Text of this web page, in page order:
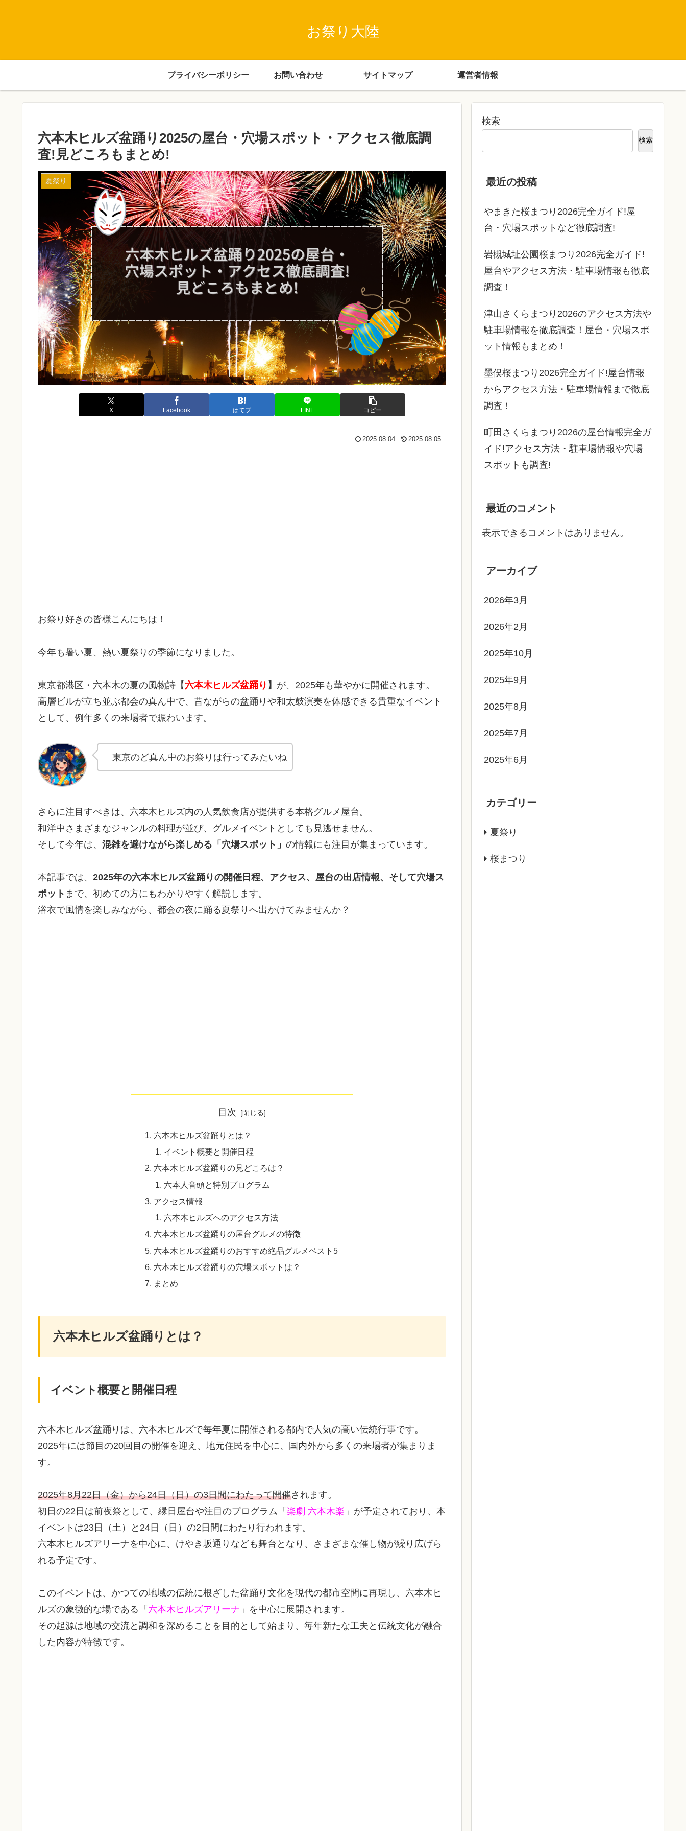
お祭り大陸
プライバシーポリシー お問い合わせ サイトマップ 運営者情報
六本木ヒルズ盆踊り2025の屋台・穴場スポット・アクセス徹底調
査!見どころもまとめ!
夏祭り
X Facebook はてブ LINE コピー
2025.08.04 2025.08.05
お祭り好きの皆様こんにちは！
今年も暑い夏、熱い夏祭りの季節になりました。
東京都港区・六本木の夏の風物詩【 六本木ヒルズ盆踊り 】 が、2025年も華やかに開催されます。
高層ビルが立ち並ぶ都会の真ん中で、昔ながらの盆踊りや和太鼓演奏を体感できる貴重なイベント
として、例年多くの来場者で賑わいます。
東京のど真ん中のお祭りは行ってみたいね
さらに注目すべきは、六本木ヒルズ内の人気飲食店が提供する本格グルメ屋台。
和洋中さまざまなジャンルの料理が並び、グルメイベントとしても見逃せません。
そして今年は、 混雑を避けながら楽しめる「穴場スポット」 の情報にも注目が集まっています。
本記事では、 2025年の六本木ヒルズ盆踊りの開催日程、アクセス、屋台の出店情報、そして穴場ス
ポット まで、初めての方にもわかりやすく解説します。
浴衣で風情を楽しみながら、都会の夜に踊る夏祭りへ出かけてみませんか？
目次
六本木ヒルズ盆踊りとは？
イベント概要と開催日程
六本木ヒルズ盆踊りの見どころは？
六本人音頭と特別プログラム
アクセス情報
六本木ヒルズへのアクセス方法
六本木ヒルズ盆踊りの屋台グルメの特徴
六本木ヒルズ盆踊りのおすすめ絶品グルメベスト5
六本木ヒルズ盆踊りの穴場スポットは？
まとめ
六本木ヒルズ盆踊りとは？
イベント概要と開催日程
六本木ヒルズ盆踊りは、六本木ヒルズで毎年夏に開催される都内で人気の高い伝統行事です。
2025年には節目の20回目の開催を迎え、地元住民を中心に、国内外から多くの来場者が集まりま
す。
2025年8月22日（金）から24日（日）の3日間にわたって開催されます。
初日の22日は前夜祭として、縁日屋台や注目のプログラム「 楽劇 六本木楽 」が予定されており、本
イベントは23日（土）と24日（日）の2日間にわたり行われます。
六本木ヒルズアリーナを中心に、けやき坂通りなども舞台となり、さまざまな催し物が繰り広げら
れる予定です。
このイベントは、かつての地域の伝統に根ざした盆踊り文化を現代の都市空間に再現し、六本木ヒ
ルズの象徴的な場である「 六本木ヒルズアリーナ 」を中心に展開されます。
その起源は地域の交流と調和を深めることを目的として始まり、毎年新たな工夫と伝統文化が融合
した内容が特徴です。
検索
検索
最近の投稿
やまきた桜まつり2026完全ガイド!屋
台・穴場スポットなど徹底調査!
岩槻城址公園桜まつり2026完全ガイド!
屋台やアクセス方法・駐車場情報も徹底
調査！
津山さくらまつり2026のアクセス方法や
駐車場情報を徹底調査！屋台・穴場スポ
ット情報もまとめ！
墨俣桜まつり2026完全ガイド!屋台情報
からアクセス方法・駐車場情報まで徹底
調査！
町田さくらまつり2026の屋台情報完全ガ
イド!アクセス方法・駐車場情報や穴場
スポットも調査!
最近のコメント
表示できるコメントはありません。
アーカイブ
2026年3月
2026年2月
2025年10月
2025年9月
2025年8月
2025年7月
2025年6月
カテゴリー
夏祭り
桜まつり